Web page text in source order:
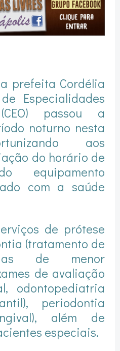
prefeita Cordélia
Especialidades
passou a
noturno nesta
aos
do horário de
equipamento
com a saúde
de prótese
(tratamento de
de menor
de avaliação
odontopediatria
periodontia
além de
especiais.